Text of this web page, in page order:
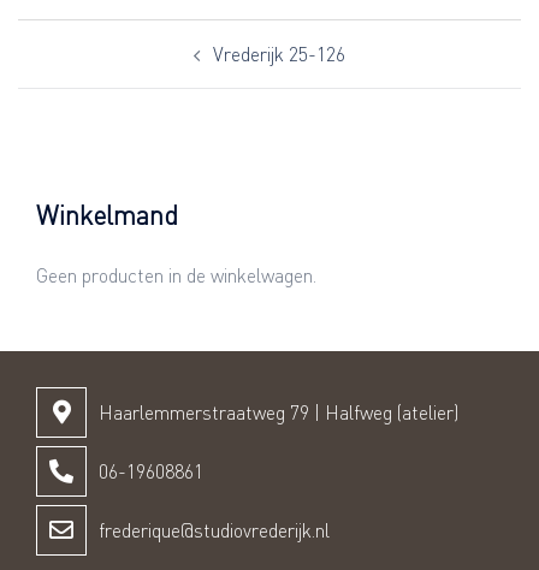
Vrederijk 25-126
Winkelmand
Geen producten in de winkelwagen.
Haarlemmerstraatweg 79 | Halfweg (atelier)
06-19608861
frederique@studiovrederijk.nl